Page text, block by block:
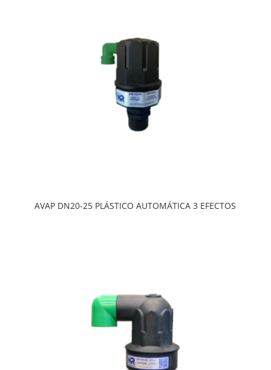
AVAP DN20-25 PLÁSTICO AUTOMÁTICA 3 EFECTOS